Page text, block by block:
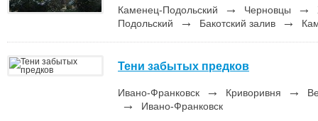
Каменец-Подольский → Черновцы →
Подольский
→ Бакотский залив →
Тени забытых предков
Ивано-Франковск → Криворивня →
→ Ивано-Франковск